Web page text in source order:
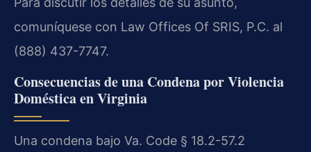
comuníquese con Law Offices Of SRIS, P.C. al
(888) 437-7747.
Consecuencias de una Condena por Violencia
Doméstica en Virginia
Una condena bajo Va. Code § 18.2-57.2